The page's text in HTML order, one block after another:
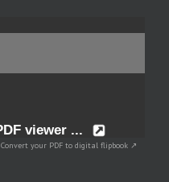
Convert your PDF to digital flipbook ↗